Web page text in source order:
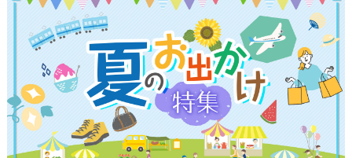
観光ガイド
ランキング
ブログ記事